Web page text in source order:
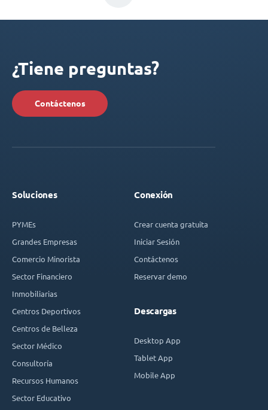
¿Tiene preguntas?
Contáctenos
Soluciones
PYMEs
Grandes Empresas
Comercio Minorista
Sector Financiero
Inmobiliarias
Centros Deportivos
Centros de Belleza
Sector Médico
Consultoría
Recursos Humanos
Sector Educativo
Conexión
Crear cuenta gratuita
Iniciar Sesión
Contáctenos
Reservar demo
Descargas
Desktop App
Tablet App
Mobile App